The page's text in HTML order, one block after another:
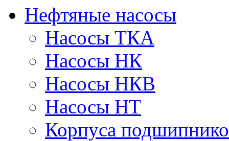
Нефтяные насосы
Насосы ТКА
Насосы НК
Насосы НКВ
Насосы НТ
Корпуса